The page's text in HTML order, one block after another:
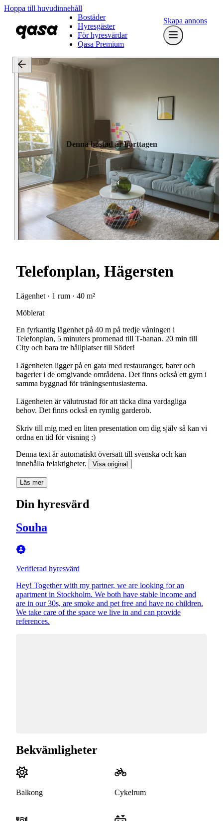
Hoppa till huvudinnehåll
Bostäder
Hyresgäster
För hyresvärdar
Qasa Premium
Skapa annons
Denna bostad är borttagen
Telefonplan, Hägersten
Lägenhet · 1 rum · 40 m²
Möblerat
En fyrkantig lägenhet på 40 m på tredje våningen i
Telefonplan, 5 minuters promenad till T-banan. 20 min till
City och bara tre hållplatser till Söder!
Lägenheten ligger på en gata med restauranger, barer och
bagerier i de omgivande områdena. Det finns också ett gym i
samma byggnad för träningsentusiasterna.
Lägenheten är välutrustad för att täcka dina vardagliga
behov. Det finns också en rymlig garderob.
Skriv till mig med en liten presentation om dig själv så kan vi
ordna en tid för visning :)
Denna text är automatiskt översatt till svenska och kan
innehålla felaktigheter.
Visa original
Läs mer
Din hyresvärd
Souha
Verifierad hyresvärd
Hey! Together with my partner, we are looking for an
apartment in Stockholm. We both have stable income and
are in our 30s, are smoke and pet free and have no children.
We take care of the space we live in and can provide
references.
Bekvämligheter
Balkong Cykelrum